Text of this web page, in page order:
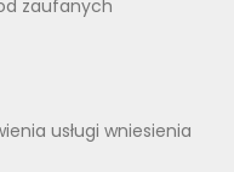
zaufanych
usługi wniesienia